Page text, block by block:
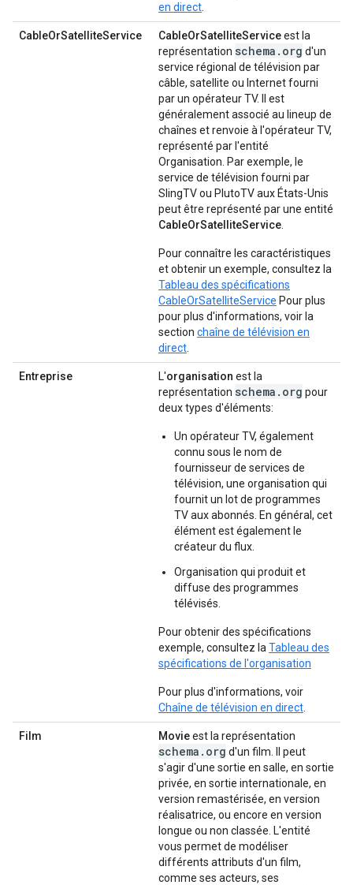
en direct
CableOrSatelliteService CableOrSatelliteServiceest la
représentation schema.org d'un
service régional de télévision par
câble, satellite ou Internet fourni
par un opérateur TV. Il est
généralement associé au lineup de
chaînes et renvoie à l'opérateur TV,
représenté par l'entité
Organisation. Par exemple, le
service de télévision fourni par
SlingTV ou PlutoTV aux États-Unis
peut être représenté par une entité
CableOrSatelliteService
Pour connaître les caractéristiques
et obtenir un exemple, consultez la
Tableau des spécifications
CableOrSatelliteService Pour plus
pour plus d'informations, voir la
section chaîne de télévision en
direct
Entreprise L'organisation est la
représentation schema.org pour
deux types d'éléments:
Un opérateur TV, également
connu sous le nom de
fournisseur de services de
télévision, une organisation qui
fournit un lot de programmes
TV aux abonnés. En général, cet
élément est également le
créateur du flux.
Organisation qui produit et
diffuse des programmes
télévisés.
Pour obtenir des spécifications
exemple, consultez la Tableau des
spécifications de l'organisation
Pour plus d'informations, voir
Chaîne de télévision en direct
Film Movieest la représentation
schema.org d'un film. Il peut
s'agir d'une sortie en salle, en sortie
privée, en sortie internationale, en
version remastérisée, en version
réalisatrice, ou encore en version
longue ou non classée. L'entité
vous permet de modéliser
différents attributs d'un film,
comme ses acteurs, ses